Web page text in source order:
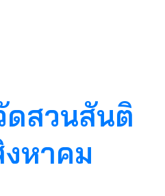
ดสวนสันติ
หาคม